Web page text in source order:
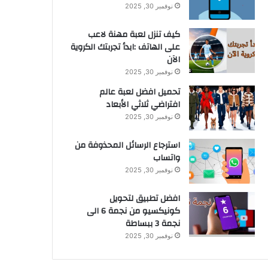
نوفمبر 30, 2025
كيف تنزل لعبة مهنة لاعب
على الهاتف :ابدأ تجربتك الكروية
الآن
نوفمبر 30, 2025
تحميل افضل لعبة عالم
افتراضي ثلاثي الأبعاد
نوفمبر 30, 2025
استرجاع الرسائل المحذوفة من
واتساب
نوفمبر 30, 2025
افضل تطبيق لتحويل
كونيكسيو من نجمة 6 الى
نجمة 3 ببساطة
نوفمبر 30, 2025